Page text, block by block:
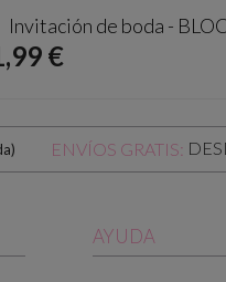
Invitación de boda -
€
ENVÍOS GRATIS:
AYUDA